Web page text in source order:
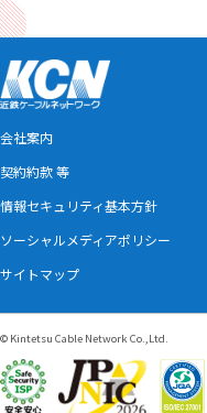
会社案内
契約約款 等
情報セキュリティ基本方針
ソーシャルメディアポリシー
サイトマップ
© Kintetsu Cable Network Co.,Ltd.